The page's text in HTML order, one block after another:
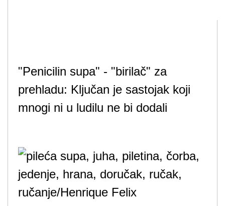
"Penicilin supa" - "birilač" za
prehladu: Ključan je sastojak koji
mnogi ni u ludilu ne bi dodali